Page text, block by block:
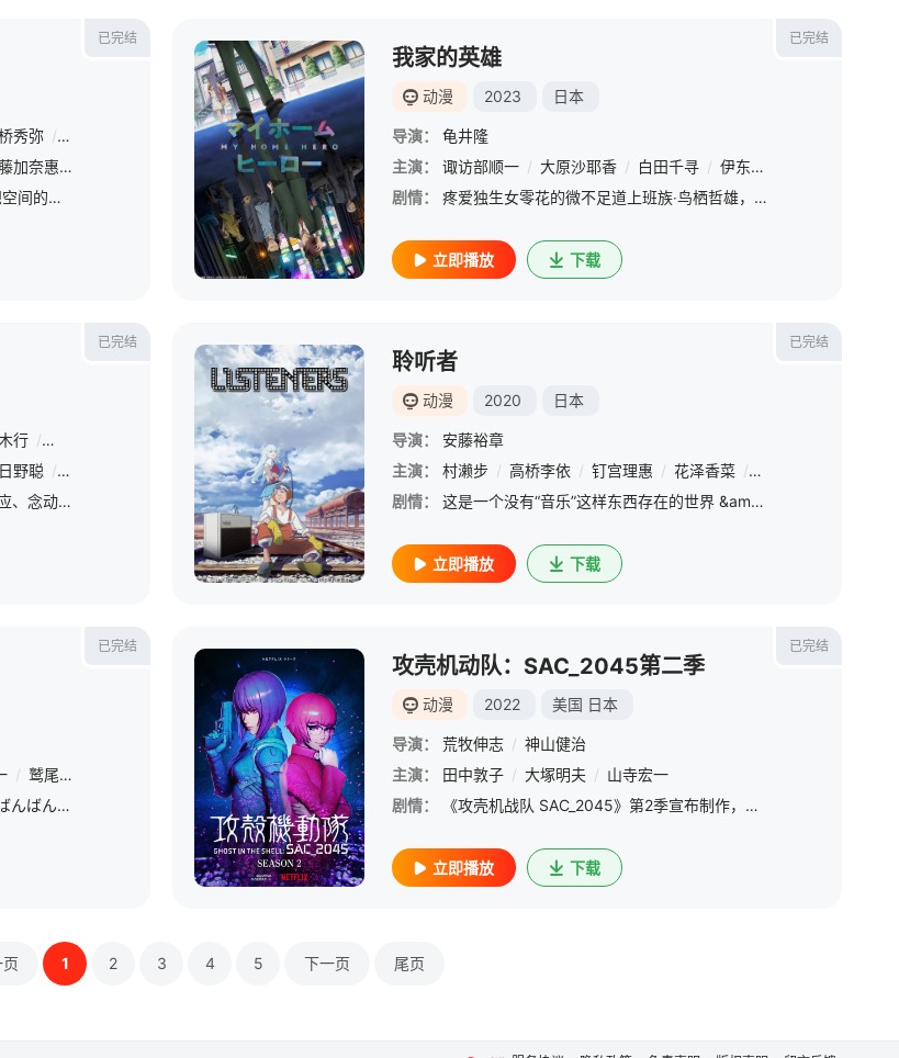
已完结
秀弥 / 绵田慎也 菊田幸一 / 藤井辰己 / 伊藤祐毅 池田重隆 / 鹿间贵裕
加奈惠 / / 平田广明 /
山寺宏一
2022年，人类实现了现实世界和假想空间的融合，电子制造商开发了名为《刀剑神域（Sword Art Online）》的在线电子游戏。SAO甫一面世便大受好评，限量一万份的名额在发售当天的短时间内便被抢
已完结
我家的英雄
动漫 2023 日本
导演：
龟井隆
主演：
诹访部顺一 / 大原沙耶香 / 白田千寻 / 伊东健人
剧情：
疼爱独生女零花的微不足道上班族‧鸟栖哲雄，某天因为工作关系和开始一个人生活的零花相约见面，却发现她脸上有被殴打的痕迹。在回家的路上，哲雄看见了像是犯人的男人，并尾随在其後。隔天偷偷回到女儿的公寓，结果
立即播放 下载
已完结
行 / 筑紫大介 / 秦义人 本间修 / 牧野友映 / 铃木恭兵 /
日野聪 / 花江夏树 茅野爱衣 / 田村由香里 / 内田真礼 / 细谷佳正 / 前野智昭 / 森久保祥太郎 / 岩田光央 /
高中生齐木楠雄是超能力者。心灵感应、念动力、透视、预知、瞬间移动、千里眼等，不论任何事情都自由自在。但这任谁都羡慕不已的最强能力，实际上对于本人而言是引来灾难的不幸元凶。因此，他在别人面前封印了超能力
已完结
聆听者
动漫 2020 日本
导演：
安藤裕章
主演：
村濑步 / 高桥李依 / 钉宫理惠 / 花泽香菜 / 诹访部顺一
剧情：
这是一个没有“音乐”这样东西存在的世界 &amp;nbsp; &amp;nbsp; &amp;nbsp; &amp;nbsp; &amp;nbsp; &amp;nbsp; &amp;nbsp; &amp;nbsp; &amp;nbsp; &amp;nbsp; &amp;nbsp; &amp;nb
立即播放 下载
已完结
/ 鹫尾真知子 / 山寺宏一
『御先祖様万々歳!』 (ごせんぞさまばんばんざい) は、1989年5月から1990年1月にかけてリリースされたOVA作品。全6話 (全6巻) 。 &amp;nbsp; &amp;nbsp; &amp;nbsp; &amp;nbsp;
已完结
攻壳机动队：SAC_2045第二季
动漫 2022 美国 日本
导演： 荒牧伸志 / 神山健治
主演：
田中敦子 / 大塚明夫 / 山寺宏一
剧情：
《攻壳机战队 SAC_2045》第2季宣布制作，本作将于2022年在Netflix上进行配信。
立即播放 下载
页 1 2 3 4 5 下一页 尾页